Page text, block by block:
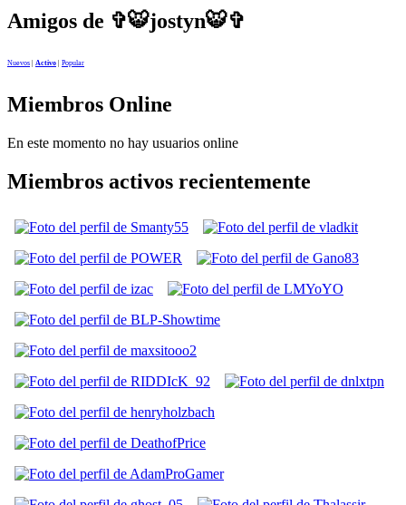
Amigos de ✞🐯jostyn🐯✞
Nuevos Activo Popular
Miembros Online
En este momento no hay usuarios online
Miembros activos recientemente